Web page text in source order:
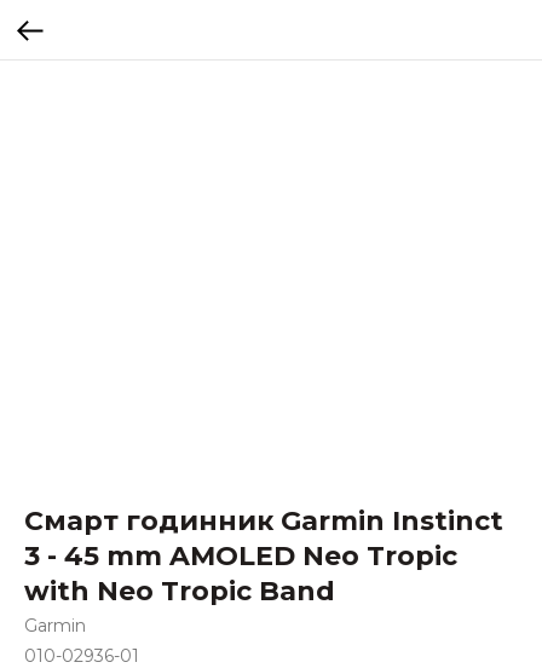
Смарт годинник Garmin Instinct
3 - 45 mm AMOLED Neo Tropic
with Neo Tropic Band
Garmin
010-02936-01